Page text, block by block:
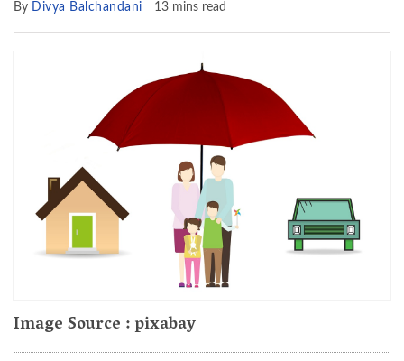
By Divya Balchandani 13 mins read
Image Source : pixabay